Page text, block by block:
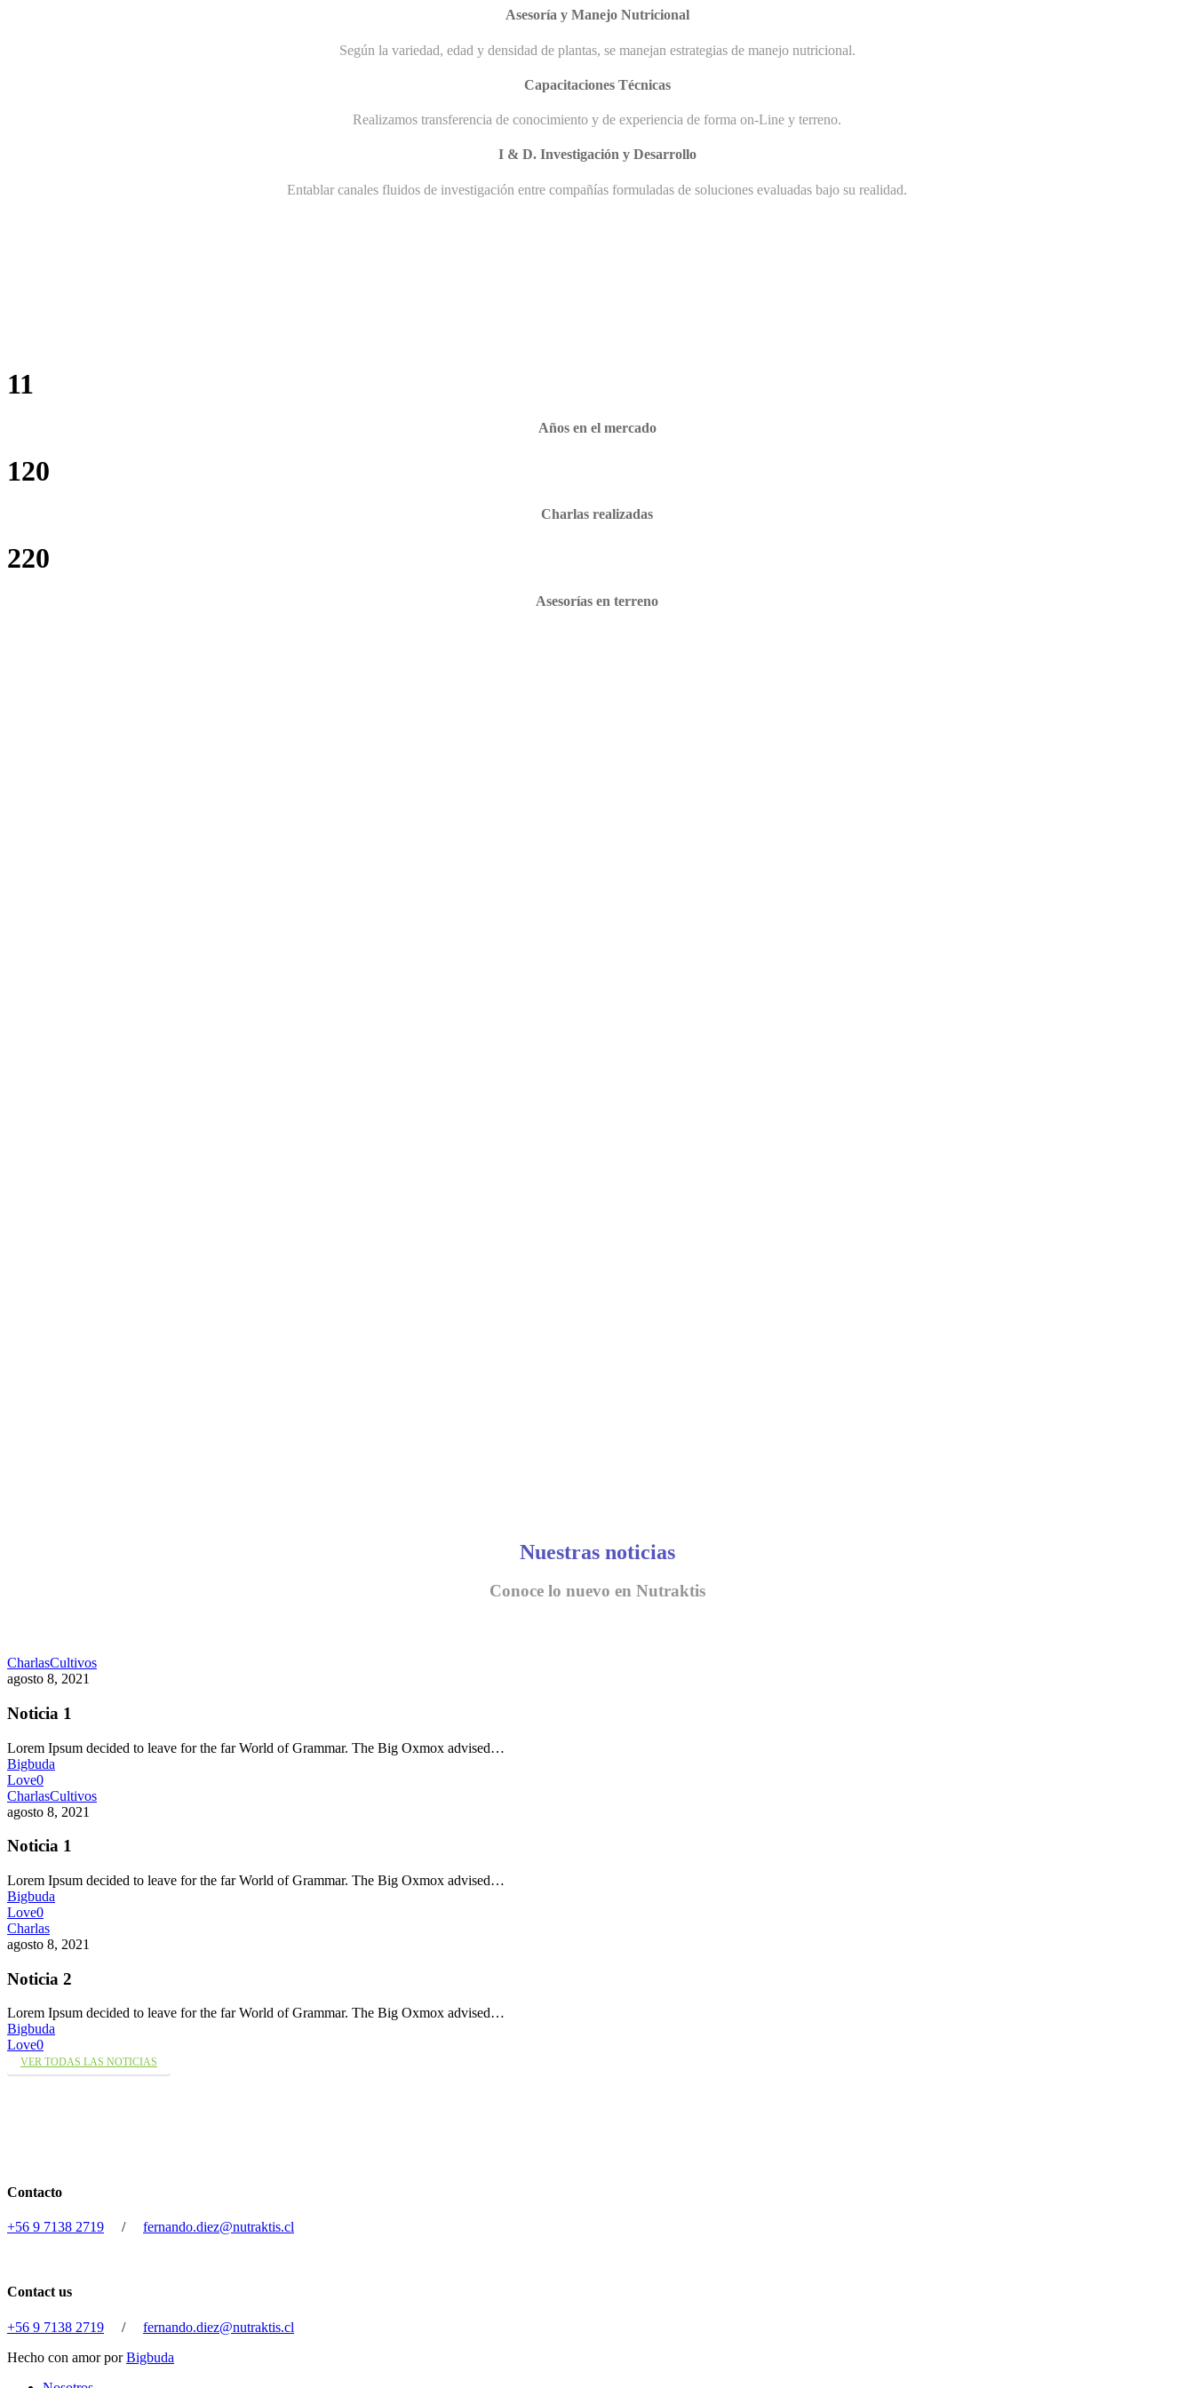
Asesoría y Manejo Nutricional
Según la variedad, edad y densidad de plantas, se manejan estrategias de manejo nutricional.
Capacitaciones Técnicas
Realizamos transferencia de conocimiento y de experiencia de forma on-Line y terreno.
I & D. Investigación y Desarrollo
Entablar canales fluidos de investigación entre compañías formuladas de soluciones evaluadas bajo su realidad.
11
Años en el mercado
120
Charlas realizadas
220
Asesorías en terreno
Nuestras noticias
Conoce lo nuevo en Nutraktis
CharlasCultivos
agosto 8, 2021
Noticia 1
Lorem Ipsum decided to leave for the far World of Grammar. The Big Oxmox advised…
Bigbuda
Love0
CharlasCultivos
agosto 8, 2021
Noticia 1
Lorem Ipsum decided to leave for the far World of Grammar. The Big Oxmox advised…
Bigbuda
Love0
Charlas
agosto 8, 2021
Noticia 2
Lorem Ipsum decided to leave for the far World of Grammar. The Big Oxmox advised…
Bigbuda
Love0
VER TODAS LAS NOTICIAS
Contacto
+56 9 7138 2719 / fernando.diez@nutraktis.cl
Contact us
+56 9 7138 2719 / fernando.diez@nutraktis.cl
Hecho con amor porBigbuda